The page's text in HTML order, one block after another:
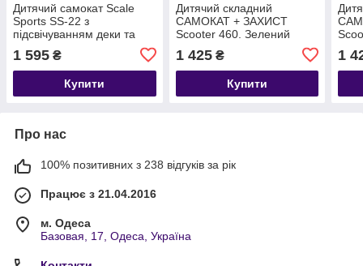
Дитячий самокат Scale
Sports SS-22 з
підсвічуванням деки та
колесами, що світяться.
1 595 ₴
Купити
Дитячий складний
САМОКАТ + ЗАХИСТ
Scooter 460. Зелений
1 425₴
Купити
1
Про нас
100% позитивних з 238 відгуків за рік
Працює з 21.04.2016
м. Одеса
Базовая, 17, Одеса, Україна